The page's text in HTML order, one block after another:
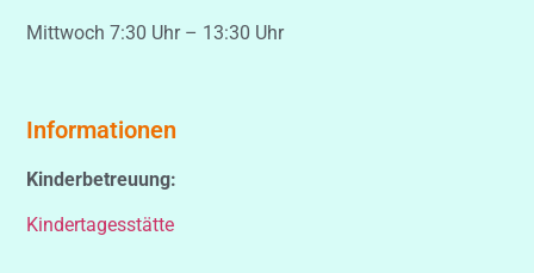
Mittwoch 7:30 Uhr – 13:30 Uhr
Informationen
Kinderbetreuung:
Kindertagesstätte